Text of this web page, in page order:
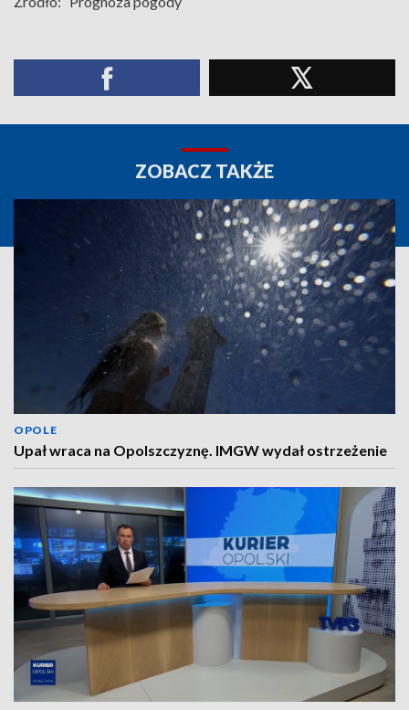
ZOBACZ TAKŻE
OPOLE
Upał wraca na Opolszczyznę. IMGW wydał ostrzeżenie